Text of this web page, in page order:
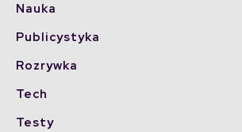
Nauka
Publicystyka
Rozrywka
Tech
Testy